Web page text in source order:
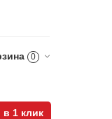
0
в 1 клик